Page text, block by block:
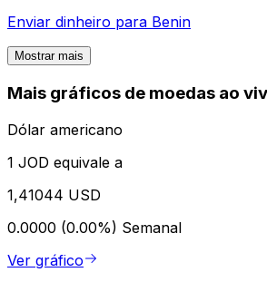
Enviar dinheiro para Benin
Mostrar mais
Mais gráficos de moedas ao
Dólar americano
1 JOD equivale a
1,41044 USD
0.0000 (0.00%) Semanal
Ver gráfico